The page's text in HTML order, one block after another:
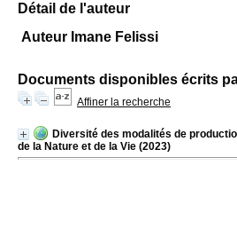
Détail de l'auteur
Auteur Imane Felissi
Documents disponibles écrits
Affiner la recherche
Diversité des modalités de
de la Nature et de la Vie (2023)